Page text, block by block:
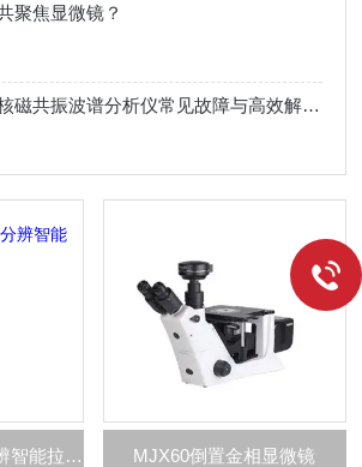
聚焦显微镜？
实战经验谈：核磁共振波谱分析仪常见故障与高效解决技巧
LabRAM Soleil高分辨智能拉曼光谱成像仪 MJX60倒置金相显微镜